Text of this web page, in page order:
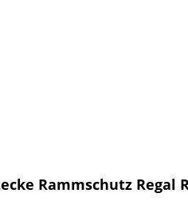
Rammschutz Regal